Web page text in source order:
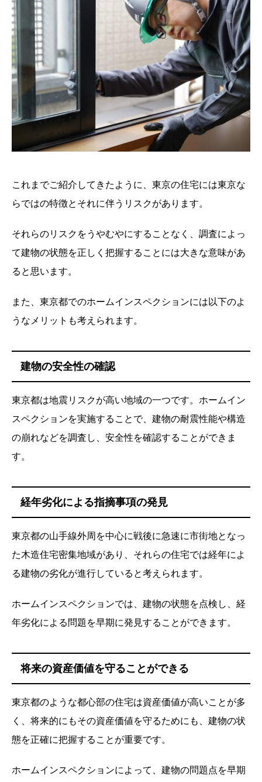
これまでご紹介してきたように、東京の住宅には東京な
らではの特徴とそれに伴うリスクがあります。
それらのリスクをうやむやにすることなく、調査によっ
て建物の状態を正しく把握することには大きな意味があ
ると思います。
また、東京都でのホームインスペクションには以下のよ
うなメリットも考えられます。
建物の安全性の確認
東京都は地震リスクが高い地域の一つです。ホームイン
スペクションを実施することで、建物の耐震性能や構造
の崩れなどを調査し、安全性を確認することができま
す。
経年劣化による指摘事項の発見
東京都の山手線外周を中心に戦後に急速に市街地となっ
た木造住宅密集地域があり、それらの住宅では経年によ
る建物の劣化が進行していると考えられます。
ホームインスペクションでは、建物の状態を点検し、経
年劣化による問題を早期に発見することができます。
将来の資産価値を守ることができる
東京都のような都心部の住宅は資産価値が高いことが多
く、将来的にもその資産価値を守るためにも、建物の状
態を正確に把握することが重要です。
ホームインスペクションによって、建物の問題点を早期